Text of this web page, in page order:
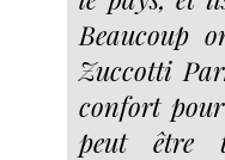
Beaucoup
Zuccotti
confort
peut être